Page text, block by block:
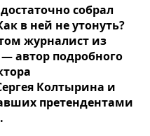
собрал
в ней не утонуть?
журналист из
автор подробного
Колтырина и
претендентами